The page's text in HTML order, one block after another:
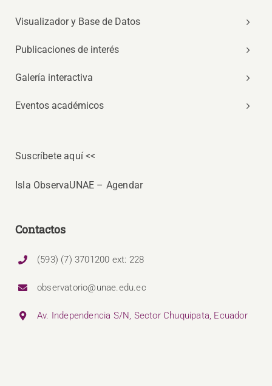
Visualizador y Base de Datos
Publicaciones de interés
Galería interactiva
Eventos académicos
Suscríbete aquí <<
Isla ObservaUNAE – Agendar
Contactos
(593) (7) 3701200 ext: 228
observatorio@unae.edu.ec
Av. Independencia S/N, Sector Chuquipata, Ecuador